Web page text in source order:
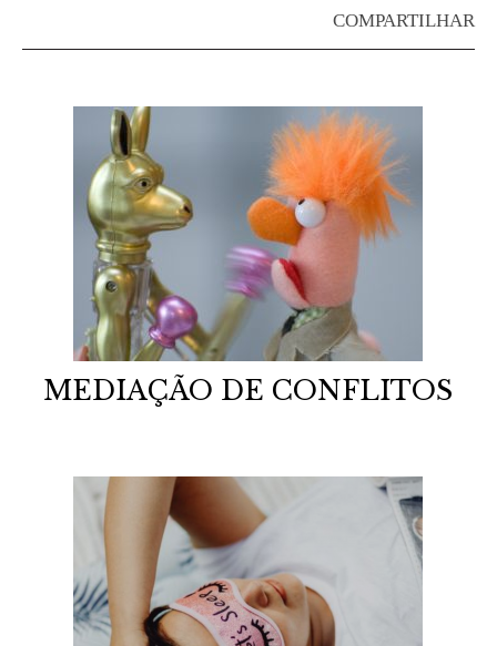
COMPARTILHAR
MEDIAÇÃO DE CONFLITOS